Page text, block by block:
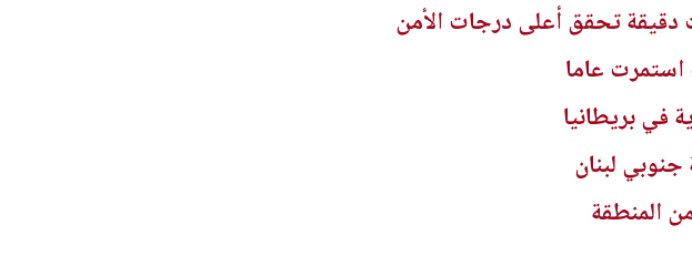
دقيقة تحقق أعلى درجات الأمن
استمرت عاما
في بريطانيا
لبنان
المنطقة